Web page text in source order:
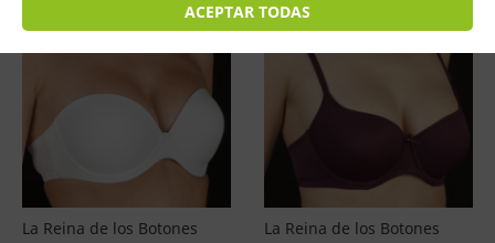
ACEPTAR TODAS
La Reina de los Botones La Reina de los Botones